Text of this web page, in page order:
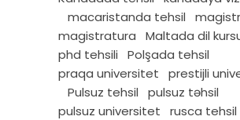
macaristanda tehsil
magistr
magistratura
Maltada dil
phd tehsili
Polşada tehsil
praqa universitet
prestijli
Pulsuz tehsil
pulsuz təhsil
pulsuz universitet
rusca tehsil